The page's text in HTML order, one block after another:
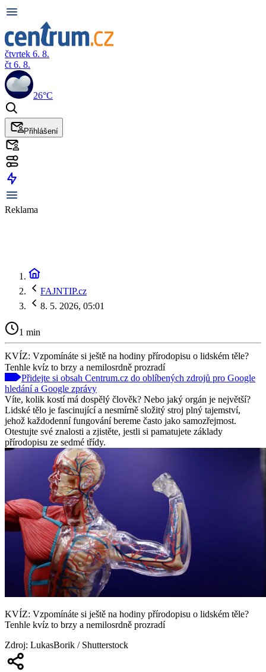
čtvrtek 6. 8.
čt 6. 8.
26°C
Přihlášení
Reklama
FAJNTIP.cz
8. 5. 2026, 05:01
1 min
KVÍZ: Vzpomínáte si ještě na hodiny přírodopisu o lidském těle?
Tenhle kvíz to brzy a nemilosrdně prozradí
Přidejte si obsah Centrum.cz do oblíbených zdrojů pro Google
hledání a Google zprávy
Víte, kolik kostí má dospělý člověk? Nebo jaký orgán je největší?
Lidské tělo je fascinující a nesmírně složitý stroj plný tajemství,
jehož každodenní fungování bereme často jako samozřejmost.
Otestujte své znalosti a zjistěte, jestli si pamatujete základy
přírodopisu ze sedmé třídy.
KVÍZ: Vzpomínáte si ještě na hodiny přírodopisu o lidském těle?
Tenhle kvíz to brzy a nemilosrdně prozradí
Zdroj: LukasBorik / Shutterstock